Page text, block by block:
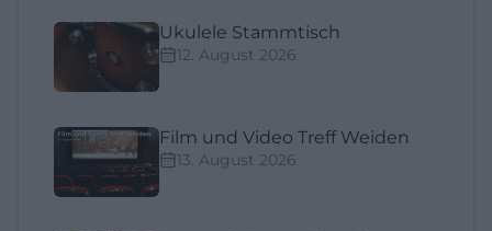
Ukulele Stammtisch
12. August 2026
Film und Video Treff Weiden
13. August 2026